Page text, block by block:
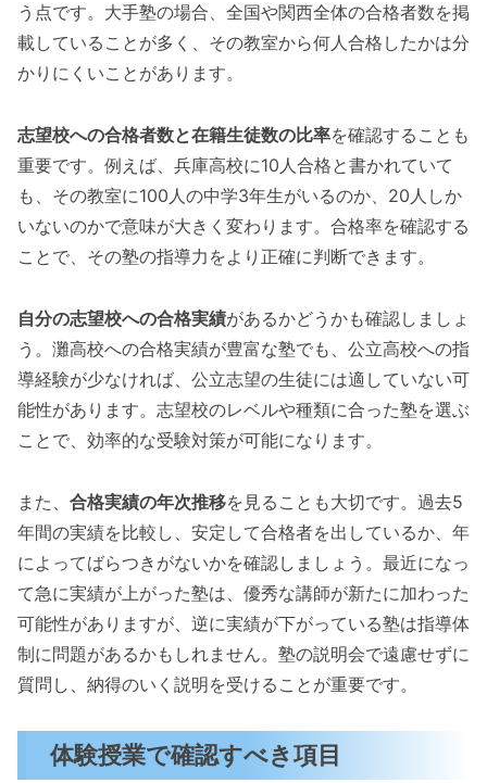
う点です。大手塾の場合、全国や関西全体の合格者数を掲
載していることが多く、その教室から何人合格したかは分
かりにくいことがあります。
志望校への合格者数と在籍生徒数の比率を確認することも
重要です。例えば、兵庫高校に10人合格と書かれていて
も、その教室に100人の中学3年生がいるのか、20人しか
いないのかで意味が大きく変わります。合格率を確認する
ことで、その塾の指導力をより正確に判断できます。
自分の志望校への合格実績があるかどうかも確認しましょ
う。灘高校への合格実績が豊富な塾でも、公立高校への指
導経験が少なければ、公立志望の生徒には適していない可
能性があります。志望校のレベルや種類に合った塾を選ぶ
ことで、効率的な受験対策が可能になります。
また、 合格実績の年次推移を見ることも大切です。過去5
年間の実績を比較し、安定して合格者を出しているか、年
によってばらつきがないかを確認しましょう。最近になっ
て急に実績が上がった塾は、優秀な講師が新たに加わった
可能性がありますが、逆に実績が下がっている塾は指導体
制に問題があるかもしれません。塾の説明会で遠慮せずに
質問し、納得のいく説明を受けることが重要です。
体験授業で確認すべき項目